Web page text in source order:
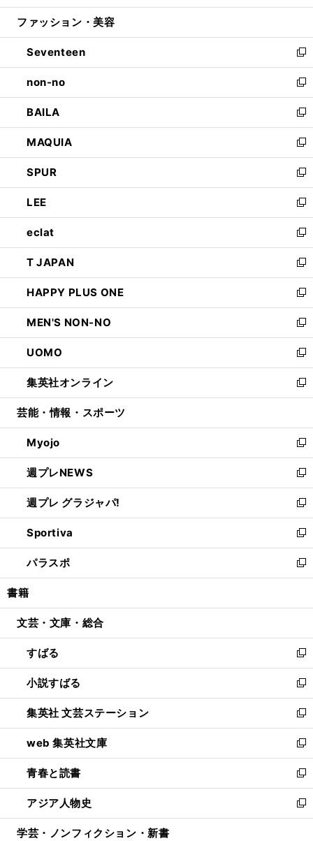
開
ウ
開
く
ン
ウ
で
開
く
ウ
ン
ド
ウ
で
開
く
ファッション・美容
Seventeen
新
し
い
ウ
ィ
ン
ド
ウ
で
開
く
non-no
新
し
い
ウ
ィ
ン
ド
ウ
で
開
く
BAILA
新
し
い
ウ
ィ
ン
ド
ウ
で
開
く
MAQUIA
新
し
い
ウ
ィ
ン
ド
ウ
で
開
く
SPUR
新
し
い
ウ
ィ
ン
ド
ウ
で
開
く
LEE
新
し
い
ウ
ィ
ン
ド
ウ
で
開
く
eclat
新
し
い
ウ
ィ
ン
ド
ウ
で
開
く
T JAPAN
新
し
い
ウ
ィ
ン
ド
ウ
で
開
HAPPY PLUS ONE
新
し
い
ウ
ィ
ン
ド
ウ
開
く
MEN'S NON-NO
新
し
い
ウ
ィ
ン
ウ
で
開
く
UOMO
新
し
い
ウ
ン
ド
ウ
で
開
く
集英社オンライン
新
し
ウ
ィ
ン
ド
ウ
で
開
く
芸能・情報・スポーツ
Myojo
新
し
い
ウ
ィ
ン
ド
ウ
で
開
週プレNEWS
新
し
い
ウ
ィ
ン
ド
ウ
開
週プレ グラジャパ!
新
し
い
ウ
ィ
ン
ウ
開
く
Sportiva
新
し
い
ウ
ン
ウ
で
開
く
パラスポ
新
し
ウ
ン
ド
ウ
で
開
く
書籍
文芸・文庫・総合
すばる
新
し
い
ウ
ィ
ン
ド
ウ
で
開
く
小説すばる
新
し
い
ウ
ィ
ン
ド
ウ
で
開
集英社 文芸ステーション
新
し
い
ウ
ィ
ン
ド
ウ
web 集英社文庫
新
し
い
ウ
ィ
ン
青春と読書
新
し
い
ウ
アジア人物史
新
し
学芸・ノンフィクション・新書